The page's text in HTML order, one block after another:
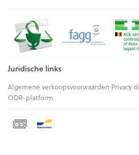
Juridische links
Algemene verkoopsvoorwaarden Privacy
ODR-platform